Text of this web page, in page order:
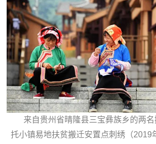
来自贵州省晴隆县三宝彝族乡的两
托小镇易地扶贫搬迁安置点刺绣（2019